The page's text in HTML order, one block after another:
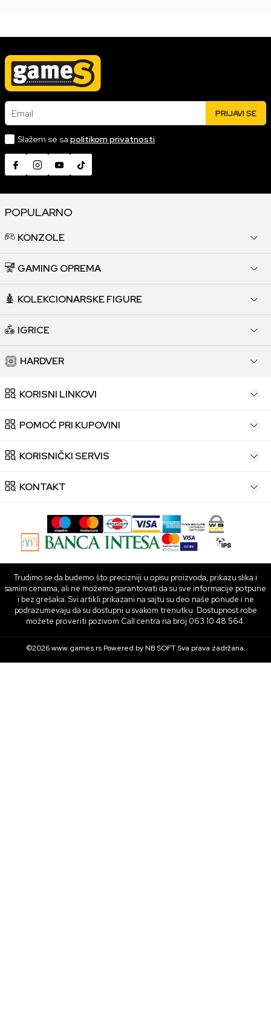
Email PRIJAVI SE
Slažem se sa politikom privatnosti
POPULARNO
KONZOLE
GAMING OPREMA
KOLEKCIONARSKE FIGURE
IGRICE
HARDVER
KORISNI LINKOVI
POMOĆ PRI KUPOVINI
KORISNIČKI SERVIS
KONTAKT
Trudimo se da budemo što precizniji u opisu proizvoda, prikazu slika i
samim cenama, ali ne možemo garantovati da su sve informacije potpune
i bez grešaka. Svi artikli prikazani na sajtu su deo naše ponude i ne
podrazumevaju da su dostupni u svakom trenutku. Dostupnost robe
možete proveriti pozivom Call centra na broj 063 10 48 564.
©2026www.games.rs Powered byNB SOFTSva prava zadržana.